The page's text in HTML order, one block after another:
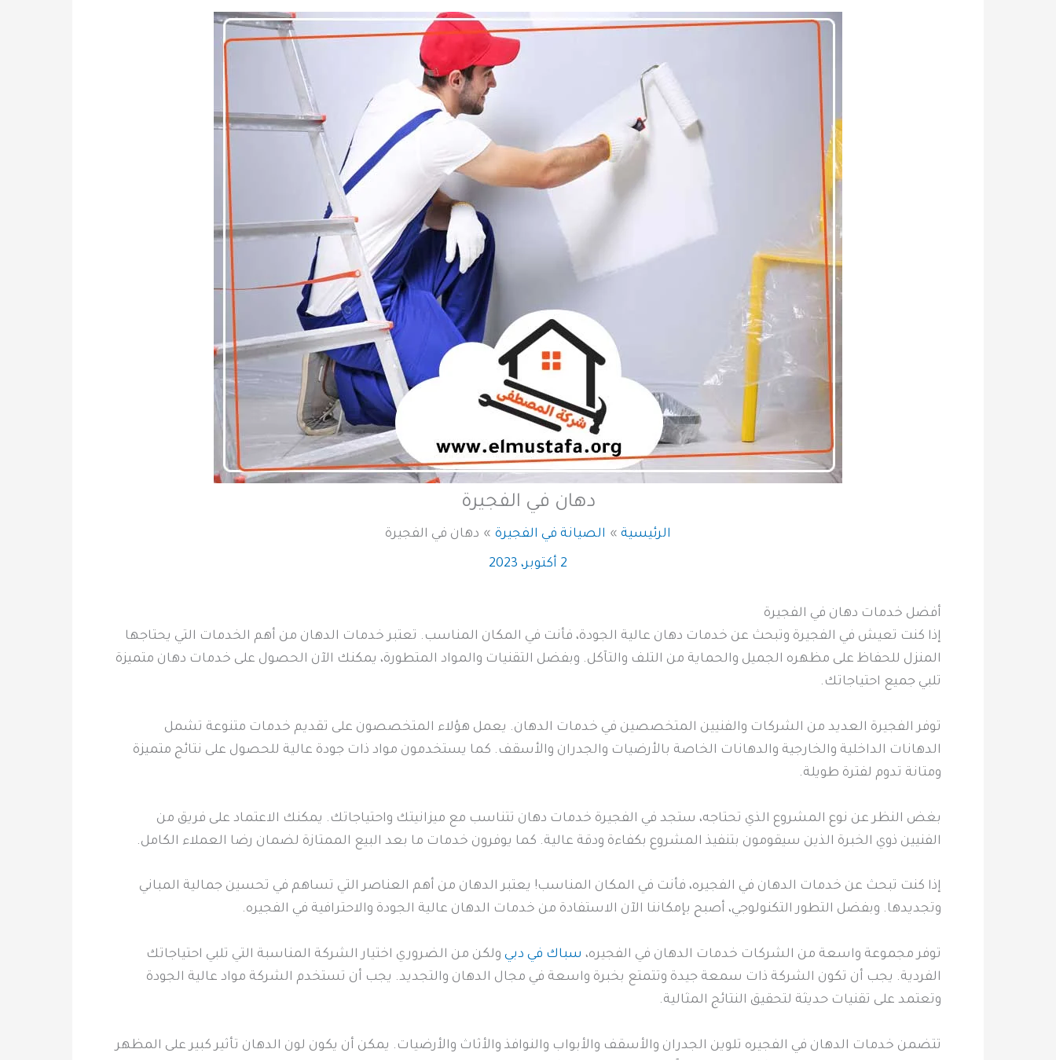
دهان في الفجيرة
الرئيسية الصيانة في الفجيرة دهان في الفجيرة
2 أكتوبر، 2023
أفضل خدمات دهان في الفجيرة
إذا كنت تعيش في الفجيرة وتبحث عن خدمات دهان عالية الجودة، فأنت في المكان المناسب. تعتبر خدمات الدهان من أهم الخدمات التي يحتاجها
المنزل للحفاظ على مظهره الجميل والحماية من التلف والتآكل. وبفضل التقنيات والمواد المتطورة، يمكنك الآن الحصول على خدمات دهان متميزة
تلبي جميع احتياجاتك.
توفر الفجيرة العديد من الشركات والفنيين المتخصصين في خدمات الدهان. يعمل هؤلاء المتخصصون على تقديم خدمات متنوعة تشمل
الدهانات الداخلية والخارجية والدهانات الخاصة بالأرضيات والجدران والأسقف. كما يستخدمون مواد ذات جودة عالية للحصول على نتائج متميزة
ومتانة تدوم لفترة طويلة.
بغض النظر عن نوع المشروع الذي تحتاجه، ستجد في الفجيرة خدمات دهان تتناسب مع ميزانيتك واحتياجاتك. يمكنك الاعتماد على فريق من
الفنيين ذوي الخبرة الذين سيقومون بتنفيذ المشروع بكفاءة ودقة عالية. كما يوفرون خدمات ما بعد البيع الممتازة لضمان رضا العملاء الكامل.
إذا كنت تبحث عن خدمات الدهان في الفجيره، فأنت في المكان المناسب! يعتبر الدهان من أهم العناصر التي تساهم في تحسين جمالية المباني
وتجديدها. وبفضل التطور التكنولوجي، أصبح بإمكاننا الآن الاستفادة من خدمات الدهان عالية الجودة والاحترافية في الفجيره.
توفر مجموعة واسعة من الشركات خدمات الدهان في الفجيره، سباك في دبي ولكن من الضروري اختيار الشركة المناسبة التي تلبي احتياجاتك
الفردية. يجب أن تكون الشركة ذات سمعة جيدة وتتمتع بخبرة واسعة في مجال الدهان والتجديد. يجب أن تستخدم الشركة مواد عالية الجودة
وتعتمد على تقنيات حديثة لتحقيق النتائج المثالية.
تتضمن خدمات الدهان في الفجيره تلوين الجدران والأسقف والأبواب والنوافذ والأثاث والأرضيات. يمكن أن يكون لون الدهان تأثير كبير على المظهر